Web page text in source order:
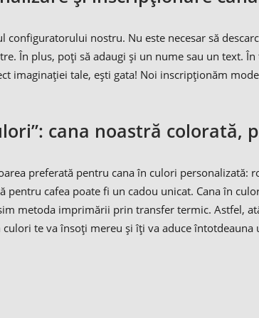
configuratorului nostru. Nu este necesar să
În plus, poți să adaugi și un nume sau un text.
imaginației tale, ești gata! Noi inscripționăm
cana noastră colorată,
preferată pentru cana în culori
cafea poate fi un cadou unicat. Cana în
metoda imprimării prin transfer termic. Astfel,
culori te va însoți mereu și îți va aduce întotdeauna